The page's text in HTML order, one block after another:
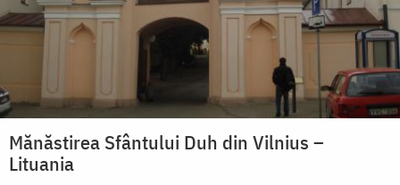
Mănăstirea Sfântului Duh din Vilnius –
Lituania